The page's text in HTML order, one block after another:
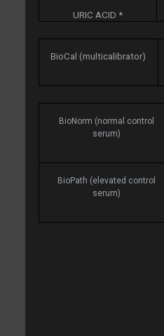
URIC ACID *
BioCal (multicalibrator)
BioNorm (normal control
serum)
BioPath (elevated control
serum)